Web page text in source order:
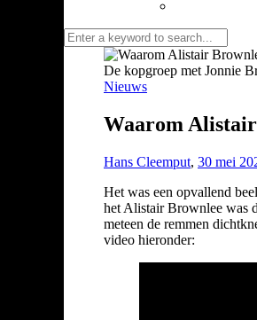
De kopgroep met Jonnie
Nieuws
Waarom
Hans Cleemput, 30 mei
Het was een opvallend
het Alistair Brownlee was
meteen de remmen
video hieronder: